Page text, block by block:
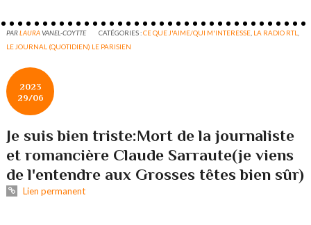
PARLAURAVANEL-COYTTE CATÉGORIES :CE QUE J'AIME/QUI M'INTERESSE LA RADIO RTL
LE JOURNAL (QUOTIDIEN) LE PARISIEN
2023
29/06
Je suis bien triste:Mort de la journaliste
et romancière Claude Sarraute(je viens
de l'entendre aux Grosses têtes bien sûr)
Lien permanent